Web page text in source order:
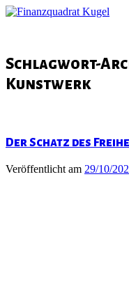
Zum
Schlagwort-
Kunstwerk
Der Schatz des
Veröffentlicht am 29/10/